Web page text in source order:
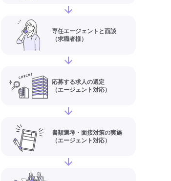
介護老人保健施設
ヨコハマ(神奈川県
専任エージェントと面談
（求職者様）
応募する求人の選定
（エージェント対応）
書類選考・面接対策の実施
（エージェント対応）